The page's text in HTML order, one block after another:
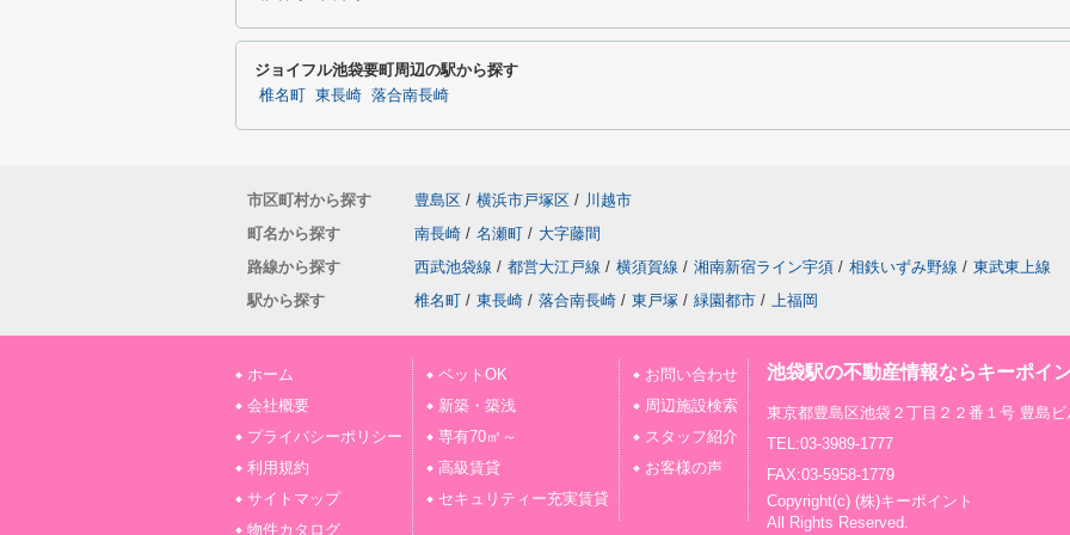
ジョイフル池袋要町周辺の駅から探す
椎名町 東長崎 落合南長崎
市区町村から探す 豊島区 / 横浜市戸塚区 / 川越市
町名から探す
南長崎 / 名瀬町 / 大字藤間
路線から探す
西武池袋線 / 都営大江戸線 / 横須賀線 / 湘南新宿ライン宇須 / 相鉄いずみ野線 / 東武東上線
駅から探す
椎名町 / 東長崎 / 落合南長崎 / 東戸塚 / 緑園都市 / 上福岡
ホーム
会社概要
プライバシーポリシー
利用規約
サイトマップ
物件カタログ
ペットOK
新築・築浅
専有70㎡～
高級賃貸
セキュリティー充実賃貸
お問い合わせ
周辺施設検索
スタッフ紹介
お客様の声
池袋駅の不動産情報ならキーポイ
東京都豊島区池袋２丁目２２番１号 豊島
TEL:03-3989-1777
FAX:03-5958-1779
Copyright(c) (株)キーポイント
All Rights Reserved.